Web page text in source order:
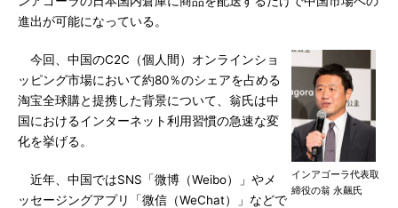
進出が可能になっている。
インアゴーラ代表取
締役の翁 永飆氏
今回、中国のC2C（個人間）オンラインショ
ッピング市場において約80％のシェアを占める
淘宝全球購と提携した背景について、翁氏は中
国におけるインターネット利用習慣の急速な変
化を挙げる。
近年、中国ではSNS「微博（Weibo）」やメ
ッセージングアプリ「微信（WeChat）」などで